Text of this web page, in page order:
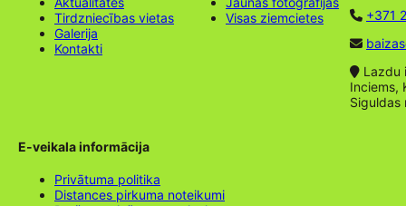
Tirdzniecības vietas
Galerija
Kontakti
Visas ziemcietes
+371
Lazdu
Inciems,
Siguldas
E-veikala informācija
Privātuma politika
Distances pirkuma noteikumi